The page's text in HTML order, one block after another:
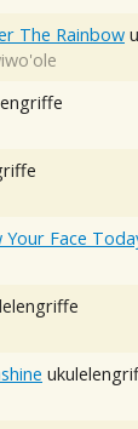
The Rainbow
Your Face